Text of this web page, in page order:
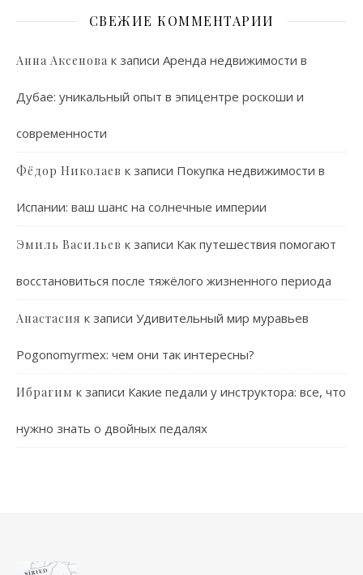
СВЕЖИЕ КОММЕНТАРИИ
Анна Аксенова к записи Аренда недвижимости в
Дубае: уникальный опыт в эпицентре роскоши и
современности
Фёдор Николаев к записи Покупка недвижимости в
Испании: ваш шанс на солнечные империи
Эмиль Васильев к записи Как путешествия помогают
восстановиться после тяжёлого жизненного периода
Анастасия к записи Удивительный мир муравьев
Pogonomyrmex: чем они так интересны?
Ибрагим к записи Какие педали у инструктора: все, что
нужно знать о двойных педалях